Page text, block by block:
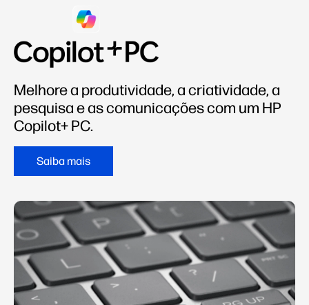
Melhore a produtividade, a criatividade, a
pesquisa e as comunicações com um HP
Copilot+ PC.
Saiba mais